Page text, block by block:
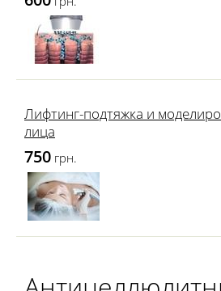
Лифтинг-подтяжка и
лица
750 грн.